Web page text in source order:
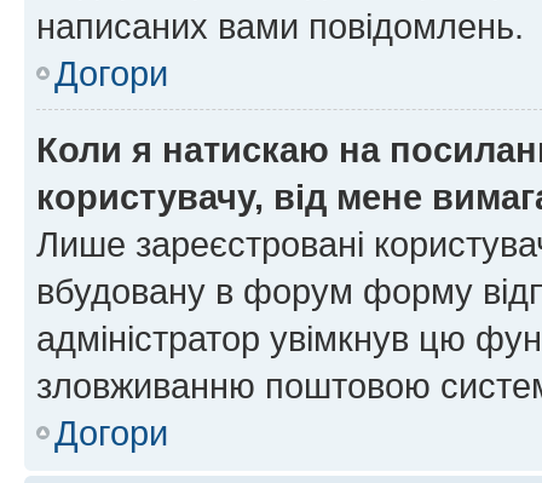
написаних вами повідомлень.
Догори
Коли я натискаю на
користувачу, від мене
Лише зареєстровані
вбудовану в форум форму
адміністратор увімкнув цю
зловживанню поштовою
Догори